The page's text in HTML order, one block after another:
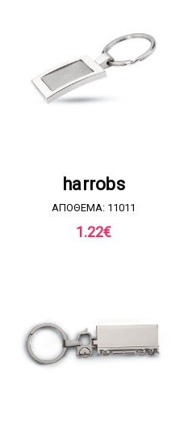
harrobs
ΑΠΟΘΕΜΑ: 11011
1.22€